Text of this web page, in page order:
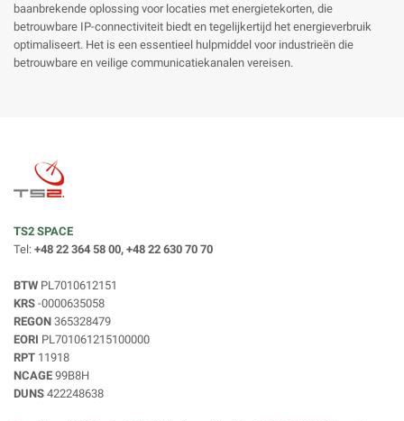
baanbrekende oplossing voor locaties met energietekorten, die
betrouwbare IP-connectiviteit biedt en tegelijkertijd het energieverbruik
optimaliseert. Het is een essentieel hulpmiddel voor industrieën die
betrouwbare en veilige communicatiekanalen vereisen.
TS2 SPACE
Tel: +48 22 364 58 00, +48 22 630 70 70
BTW PL7010612151
KRS -0000635058
REGON 365328479
EORI PL701061215100000
RPT 11918
NCAGE 99B8H
DUNS 422248638